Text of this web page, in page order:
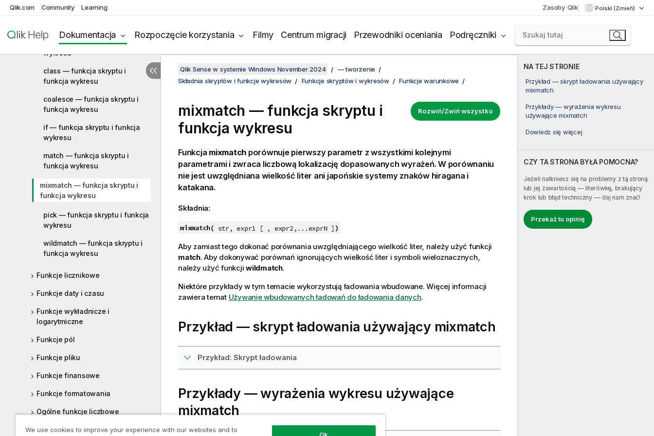
Qlik.com Community Learning Zasoby Qlik Polski (Zmień)
Dokumentacja Rozpoczęcie korzystania Filmy Centrum migracji Przewodniki oceniania Podręczniki
Funkcje koloru
alt — funkcja skryptu i funkcja
wykresu
class — funkcja skryptu i
funkcja wykresu
coalesce — funkcja skryptu i
funkcja wykresu
if — funkcja skryptu i funkcja
wykresu
match — funkcja skryptu i
funkcja wykresu
mixmatch — funkcja skryptu i
funkcja wykresu
pick — funkcja skryptu i funkcja
wykresu
wildmatch — funkcja skryptu i
funkcja wykresu
Funkcje licznikowe
Funkcje daty i czasu
Funkcje wykładnicze i
logarytmiczne
Funkcje pól
Funkcje pliku
Funkcje finansowe
Funkcje formatowania
Ogólne funkcje liczbowe
Funkcje geoprzestrzenne
NA TEJ STRONIE
Przykład — skrypt ładowania używający
mixmatch
Przykłady — wyrażenia wykresu
używające mixmatch
Dowiedz się więcej
CZY TA STRONA BYŁA POMOCNA?
Jeżeli natkniesz się na problemy z tą stroną
lub jej zawartością — literówkę, brakujący
krok lub błąd techniczny — daj nam znać!
Przekaż tu opinię
Qlik Sense w systemie Windows November 2024
— tworzenie
Składnia skryptów i funkcje wykresów
Funkcje skryptów i wykresów Funkcje warunkowe
Rozwiń/Zwiń wszystko
mixmatch — funkcja skryptu i
funkcja wykresu
Funkcja mixmatch porównuje pierwszy parametr z wszystkimi kolejnymi
parametrami i zwraca liczbową lokalizację dopasowanych wyrażeń. W porównaniu
nie jest uwzględniana wielkość liter ani japońskie systemy znaków hiragana i
katakana.
Składnia:
mixmatch( str, expr1 [ , expr2,...exprN ] )
Aby zamiast tego dokonać porównania uwzględniającego wielkość liter, należy użyć funkcji
match. Aby dokonywać porównań ignorujących wielkość liter i symboli wieloznacznych,
należy użyć funkcji wildmatch.
Niektóre przykłady w tym temacie wykorzystują ładowania wbudowane. Więcej informacji
zawiera temat Używanie wbudowanych ładowań do ładowania danych.
Przykład — skrypt ładowania używający mixmatch
Przykład: Skrypt ładowania
Przykłady — wyrażenia wykresu używające
mixmatch
We use cookies to improve your experience with our websites and to